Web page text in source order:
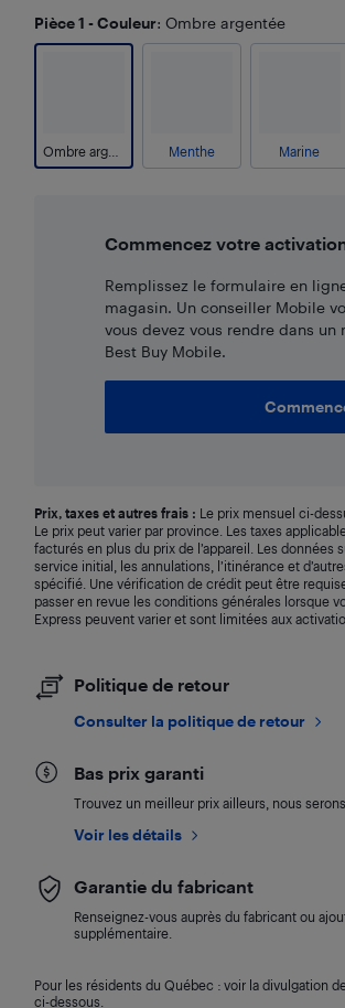
Pièce 1 - Couleur: Ombre argentée
Ombre argentée Menthe Marine
Commencez votre
Remplissez le formulaire en
magasin. Un conseiller Mobile
vous devez vous rendre dans
Best Buy Mobile.
Prix, taxes et autres frais : Le prix mensuel ci-
Le prix peut varier par province. Les taxes
facturés en plus du prix de l’appareil. Les données
service initial, les annulations, l’itinérance et
spécifié. Une vérification de crédit peut être
passer en revue les conditions générales lorsque
Express peuvent varier et sont limitées aux
Politique de retour
Consulter la politique de retour
Bas prix garanti
Trouvez un meilleur prix ailleurs, nous
Voir les détails
Garantie du fabricant
Renseignez-vous auprès du fabricant ou
supplémentaire.
Pour les résidents du Québec : voir la divulgation
ci-dessous.